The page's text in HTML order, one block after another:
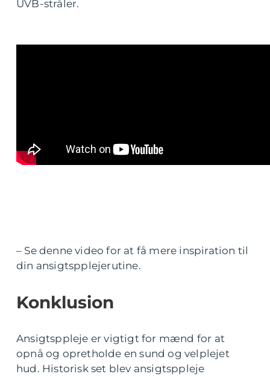
UVB-stråler.
– Se denne video for at få mere inspiration til
din ansigtspplejerutine.
Konklusion
Ansigtsppleje er vigtigt for mænd for at
opnå og opretholde en sund og velplejet
hud. Historisk set blev ansigtsppleje